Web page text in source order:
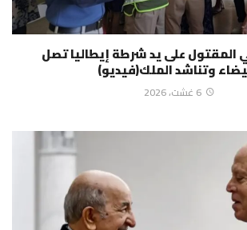
المقتول على يد شرطة إيطاليا تصل
وتناشد الملك(فيديو)
6 غشت، 2026